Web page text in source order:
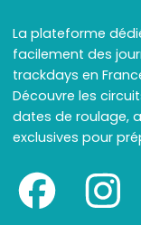
La plateforme
facilement des
trackdays en
Découvre les
dates de roulage,
exclusives pour